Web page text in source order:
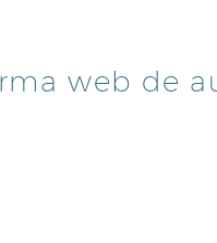
web de